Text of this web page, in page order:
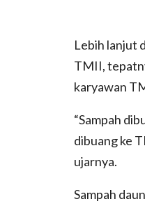
Lebih lanjut
TMII,
karyawan
“Sampah
dibuang ke
ujarnya.
Sampah